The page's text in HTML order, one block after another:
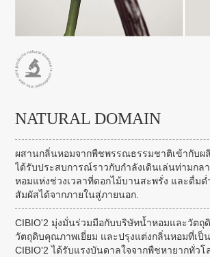
NATURAL DOMAIN
ผสานกลิ่นหอมจากพืชพรรณธรรมชาติเข้ากับ
ได้รับประสบการณ์ราวกับกำลังเดินเล่นท่ามกล
หอมแห่งช่วงเวลาที่ดอกไม้บานสะพรั่ง และดื่ม
สัมผัสได้จากภายในสู่ภายนอก.
CIBIO'2 มุ่งมั่นร่วมมือกับบริษัทน้ำหอมและวัตถุ
วัตถุดิบคุณภาพเยี่ยม และปรุงแต่งกลิ่นหอมที่เป็
CIBIO'2 ได้รับแรงบันดาลใจจากพืชหายากทั่วโ